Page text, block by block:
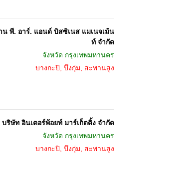
น พี. อาร์. แอนด์ บิสซิเนส แมเนจเม้น
ท์ จำกัด
จังหวัด กรุงเทพมหานคร
บางกะปิ, บึงกุ่ม, สะพานสูง
บริษัท อินเตอร์พ้อยท์ มาร์เก็ตติ้ง จำกัด
จังหวัด กรุงเทพมหานคร
บางกะปิ, บึงกุ่ม, สะพานสูง